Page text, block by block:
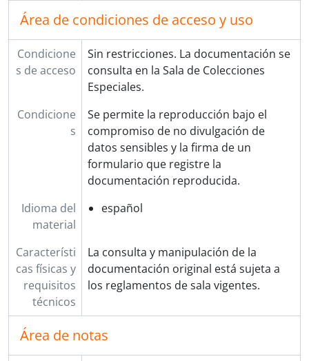
Área de condiciones de acceso y uso
Condicione
s de acceso
Sin restricciones. La documentación se
consulta en la Sala de Colecciones
Especiales.
Condicione
s
Se permite la reproducción bajo el
compromiso de no divulgación de
datos sensibles y la firma de un
formulario que registre la
documentación reproducida.
Idioma del
material
español
Característi
cas físicas y
requisitos
técnicos
La consulta y manipulación de la
documentación original está sujeta a
los reglamentos de sala vigentes.
Área de notas